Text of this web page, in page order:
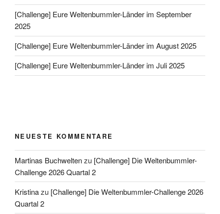
[Challenge] Eure Weltenbummler-Länder im September
2025
[Challenge] Eure Weltenbummler-Länder im August 2025
[Challenge] Eure Weltenbummler-Länder im Juli 2025
NEUESTE KOMMENTARE
Martinas Buchweltenzu [Challenge] Die Weltenbummler-
Challenge 2026 Quartal 2
Kristinazu [Challenge] Die Weltenbummler-Challenge 2026
Quartal 2